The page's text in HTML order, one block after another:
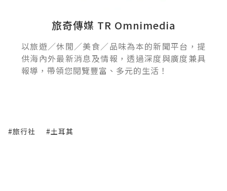
旅奇傳媒 TR Omnimedia
以旅遊／休閒／美食／品味為本的新聞平台，提
供海內外最新消息及情報，透過深度與廣度兼具
報導，帶領您閱覽豐富、多元的生活！
#旅行社 #土耳其